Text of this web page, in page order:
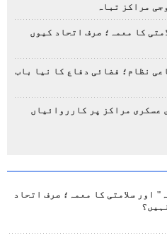
مراکز تباہ
کا معمہ؛ صرف اتحاد کیوں
نظام؛ فضائی دفاع کا نیا باب
عسکری مراکز پر کارروائیاں
اور سلامتی کا معمہ؛ صرف اتحاد